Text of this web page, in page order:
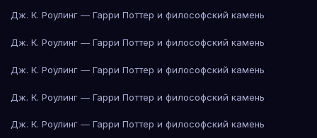
Дж. К. Роулинг — Гарри Поттер и философский камень
Дж. К. Роулинг — Гарри Поттер и философский камень
Дж. К. Роулинг — Гарри Поттер и философский камень
Дж. К. Роулинг — Гарри Поттер и философский камень
Дж. К. Роулинг — Гарри Поттер и философский камень